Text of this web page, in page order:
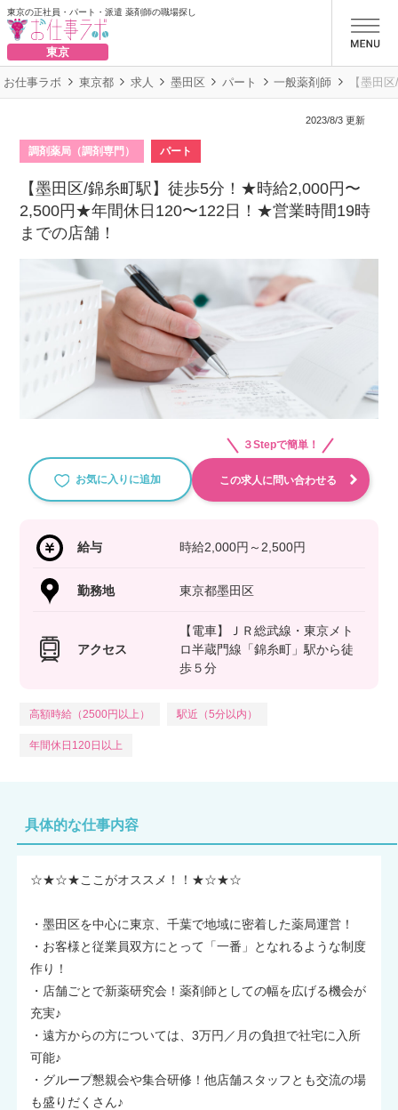
東京の正社員・パート・派遣 薬剤師の職場探し
東京
お仕事ラボ 東京都 求人 墨田区 パート 一般薬剤師 【墨田
2023/8/3 更新
調剤薬局（調剤専門） パート
【墨田区/錦糸町駅】徒歩5分！★時給2,000円〜
2,500円★年間休日120〜122日！★営業時間19時
までの店舗！
お気に入りに追加
３Stepで簡単！
この求人に問い合わせる
給与 時給2,000円～2,500円
勤務地 東京都墨田区
アクセス
【電車】ＪＲ総武線・東京メト
ロ半蔵門線「錦糸町」駅から徒
歩５分
高額時給（2500円以上） 駅近（5分以内）
年間休日120日以上
具体的な仕事内容
☆★☆★ここがオススメ！！★☆★☆
・墨田区を中心に東京、千葉で地域に密着した薬局運営！
・お客様と従業員双方にとって「一番」となれるような制度
作り！
・店舗ごとで新薬研究会！薬剤師としての幅を広げる機会が
充実♪
・遠方からの方については、3万円／月の負担で社宅に入所
可能♪
・グループ懇親会や集合研修！他店舗スタッフとも交流の場
も盛りだくさん♪